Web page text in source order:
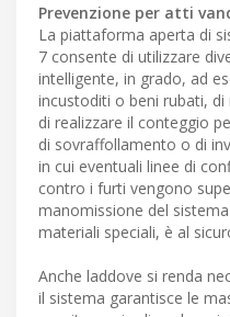
Prevenzione per atti
La piattaforma aperta di
7 consente di utilizzare
intelligente, in grado, ad
incustoditi o beni rubati,
di realizzare il conteggio
di sovraffollamento o di
in cui eventuali linee di
contro i furti vengono
manomissione del
materiali speciali, è al
Anche laddove si renda
il sistema garantisce le